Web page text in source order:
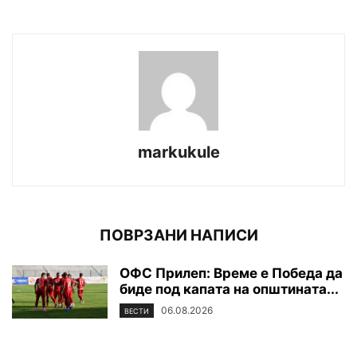
markukule
ПОВРЗАНИ НАПИСИ
ОФС Прилеп: Време е Победа да
биде под капата на општината...
ВЕСТИ 06.08.2026